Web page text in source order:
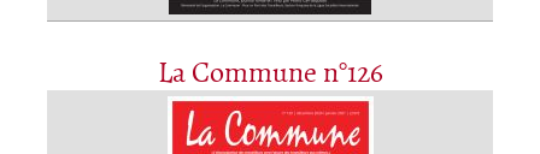
La Commune n°126